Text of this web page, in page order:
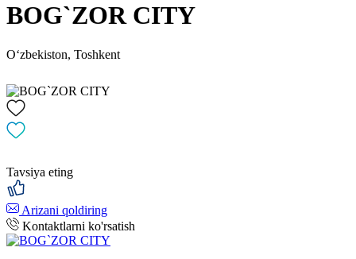
BOG`ZOR CITY
Oʻzbekiston, Toshkent
Tavsiya eting
Arizani qoldiring
Kontaktlarni ko'rsatish